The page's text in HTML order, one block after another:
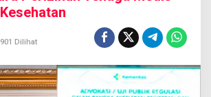
T
S
R
i
h
P
Dilihat